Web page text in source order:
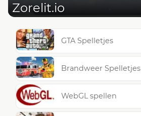
Zorelit.io
GTA Spelletjes
Brandweer Spelletjes
WebGL spellen